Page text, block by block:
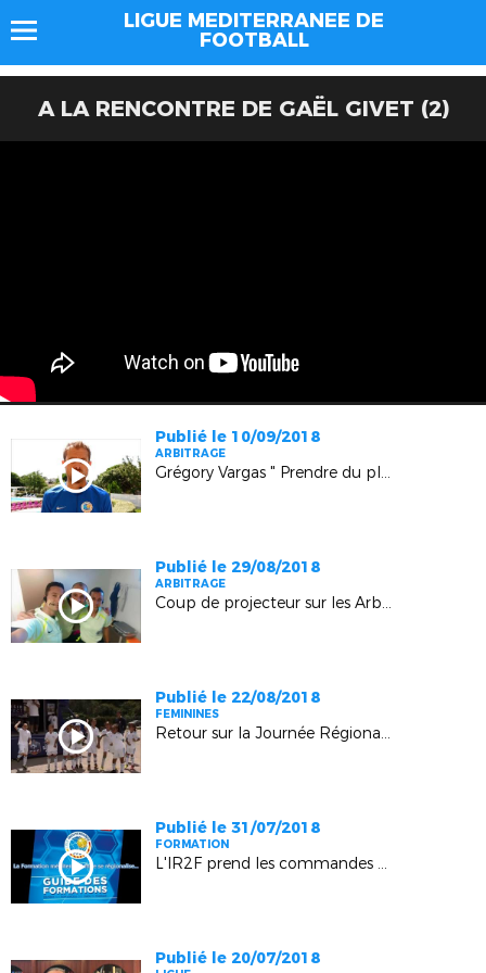
LIGUE MEDITERRANEE DE
FOOTBALL
A LA RENCONTRE DE GAËL GIVET (2)
Publié le 10/09/2018
ARBITRAGE
Grégory Vargas " Prendre du plaisir sur le terrain "
Publié le 29/08/2018
ARBITRAGE
Coup de projecteur sur les Arbitres
Publié le 22/08/2018
FEMININES
Retour sur la Journée Régionale des Ecoles Féminines de Football (Sisteron)
Publié le 31/07/2018
FORMATION
L'IR2F prend les commandes de la Formation
Publié le 20/07/2018